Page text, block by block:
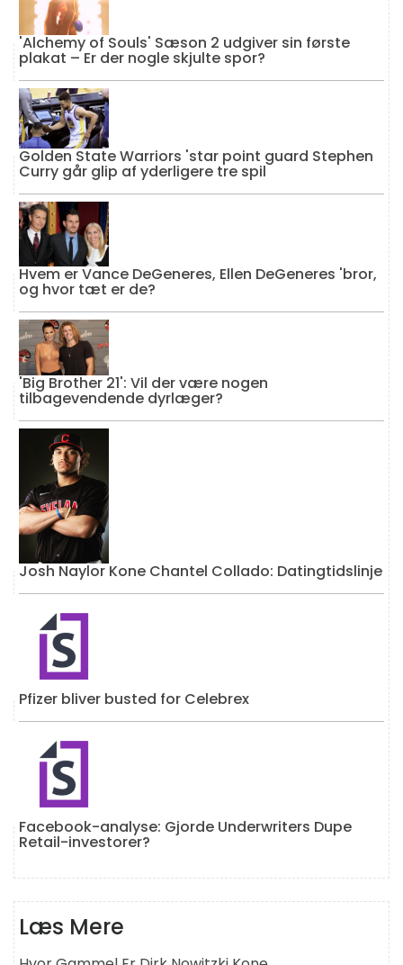
'Alchemy of Souls' Sæson 2 udgiver sin første
plakat – Er der nogle skjulte spor?
Golden State Warriors 'star point guard Stephen
Curry går glip af yderligere tre spil
Hvem er Vance DeGeneres, Ellen DeGeneres 'bror,
og hvor tæt er de?
'Big Brother 21': Vil der være nogen
tilbagevendende dyrlæger?
Josh Naylor Kone Chantel Collado: Datingtidslinje
Pfizer bliver busted for Celebrex
Facebook-analyse: Gjorde Underwriters Dupe
Retail-investorer?
Læs Mere